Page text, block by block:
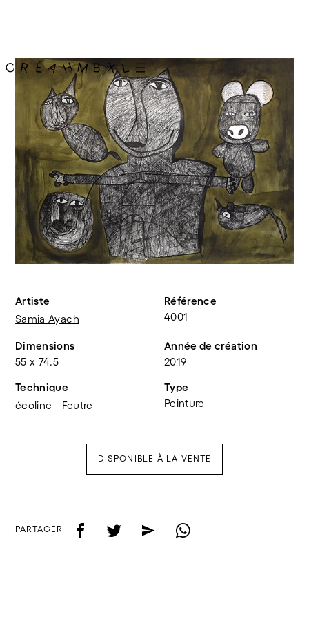
Artiste
Samia Ayach
Référence
4001
Dimensions
55 x 74.5
Année de création
2019
Technique
écoline
Feutre
Type
Peinture
DISPONIBLE À LA VENTE
PARTAGER f t e w